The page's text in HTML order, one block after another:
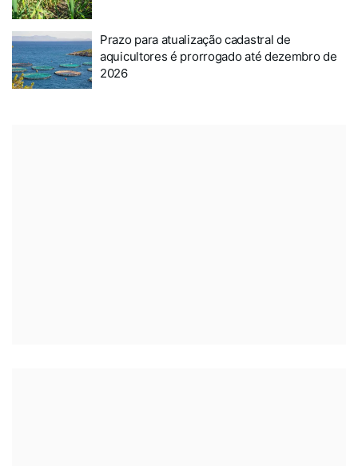
Prazo para atualização cadastral de
aquicultores é prorrogado até dezembro de
2026